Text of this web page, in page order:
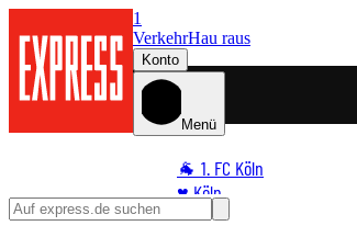
1
VerkehrHau raus
Konto
Menü
🐐 1. FC Köln
♥️ Köln
⭐ Promi